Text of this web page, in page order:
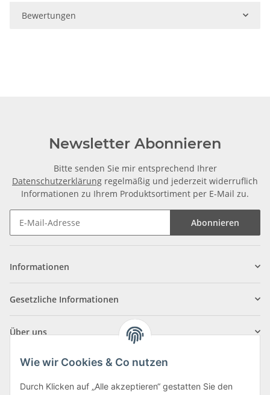
Bewertungen
Newsletter Abonnieren
Bitte senden Sie mir entsprechend Ihrer
Datenschutzerklärung regelmäßig und jederzeit widerruflich
Informationen zu Ihrem Produktsortiment per E-Mail zu.
Abonnieren
Informationen
Gesetzliche Informationen
Über uns
Wie wir Cookies & Co nutzen
Durch Klicken auf „Alle akzeptieren“ gestatten Sie den